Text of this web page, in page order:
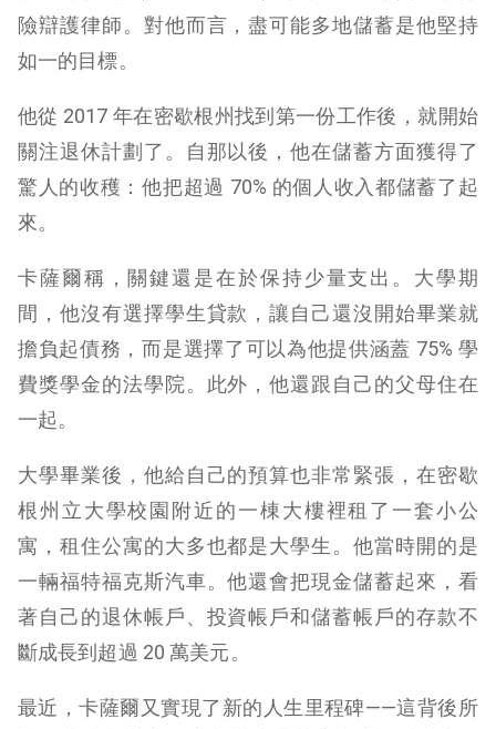
險辯護律師。對他而言，盡可能多地儲蓄是他堅持
如一的目標。
他從 2017 年在密歇根州找到第一份工作後，就開始
關注退休計劃了。自那以後，他在儲蓄方面獲得了
驚人的收穫：他把超過 70% 的個人收入都儲蓄了起
來。
卡薩爾稱，關鍵還是在於保持少量支出。大學期
間，他沒有選擇學生貸款，讓自己還沒開始畢業就
擔負起債務，而是選擇了可以為他提供涵蓋 75% 學
費獎學金的法學院。此外，他還跟自己的父母住在
一起。
大學畢業後，他給自己的預算也非常緊張，在密歇
根州立大學校園附近的一棟大樓裡租了一套小公
寓，租住公寓的大多也都是大學生。他當時開的是
一輛福特福克斯汽車。他還會把現金儲蓄起來，看
著自己的退休帳戶、投資帳戶和儲蓄帳戶的存款不
斷成長到超過 20 萬美元。
最近，卡薩爾又實現了新的人生里程碑——這背後所